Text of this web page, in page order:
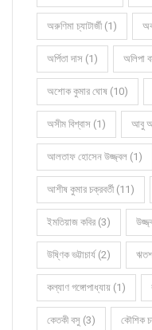
অরুণিমা চ্যাটার্জী (1)
অর্পিতা দাস (1) অলিপা
অশোক কুমার ঘোষ (10)
অসীম বিশ্বাস (1) আবু
আলতাফ হোসেন উজ্জ্বল (1)
আশীষ কুমার চক্রবর্তী (11)
ইমতিয়াজ কবির (3)
উষ্ণিক ভট্টাচার্য (2)
কল্যাণ গঙ্গোপাধ্যায় (1)
কেতকী বসু (3) কৌশিক